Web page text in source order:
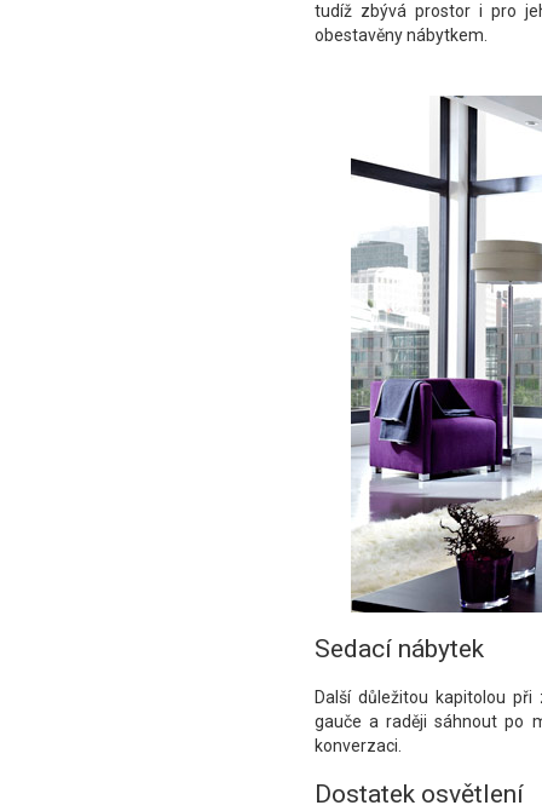
tudíž zbývá prostor i pro
obestavěny nábytkem.
Sedací nábytek
Další důležitou kapitolou
gauče a raději sáhnout po
konverzaci.
Dostatek osvětlení